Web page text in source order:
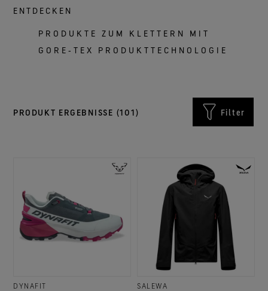
ENTDECKEN
PRODUKTE ZUM KLETTERN MIT
GORE‑TEX PRODUKTTECHNOLOGIE
PRODUKT ERGEBNISSE (101) Filter
DYNAFIT
SALEWA